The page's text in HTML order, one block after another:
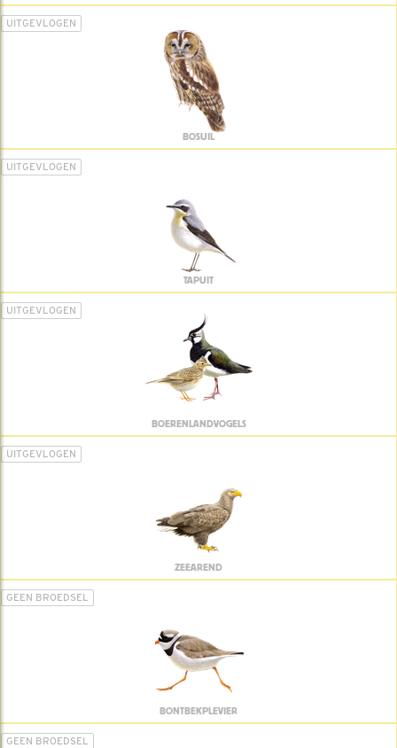
UITGEVLOGEN
BOSUIL
UITGEVLOGEN
TAPUIT
UITGEVLOGEN
BOERENLANDVOGELS
UITGEVLOGEN
ZEEAREND
GEEN BROEDSEL
BONTBEKPLEVIER
GEEN BROEDSEL